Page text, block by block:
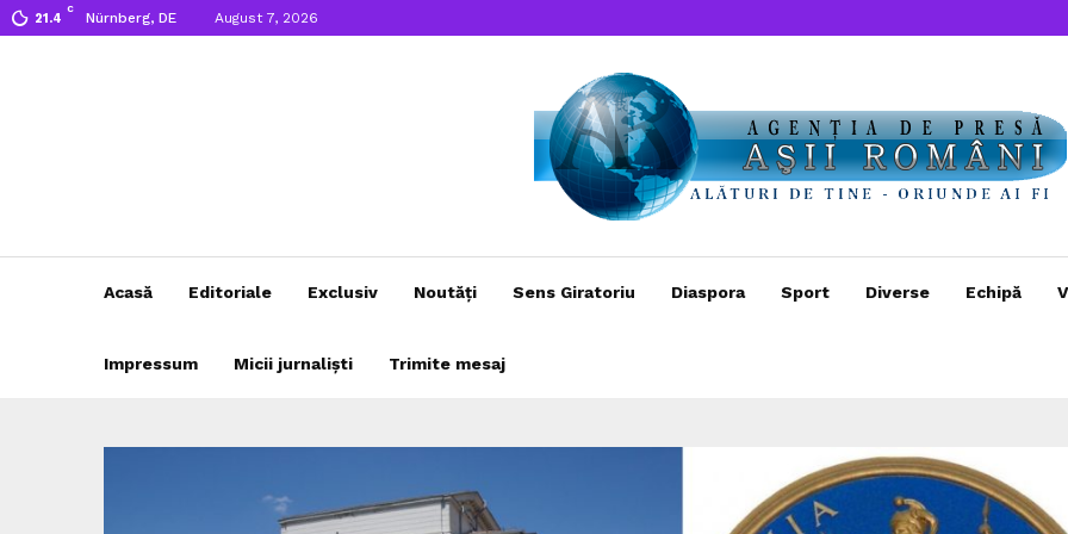
21.4
C
Nürnberg, DE August 7, 2026
Acasă Editoriale Exclusiv Noutăți Sens Giratoriu Diaspora Sport Diverse Echipă
Impressum Micii jurnaliști Trimite mesaj